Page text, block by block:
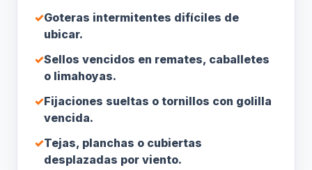
✓Goteras intermitentes difíciles de
ubicar.
✓Sellos vencidos en remates, caballetes
o limahoyas.
✓Fijaciones sueltas o tornillos con golilla
vencida.
✓Tejas, planchas o cubiertas
desplazadas por viento.